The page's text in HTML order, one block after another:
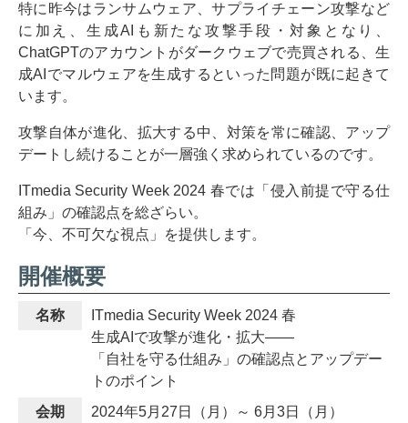
特に昨今はランサムウェア、サプライチェーン攻撃など
に加え、生成AIも新たな攻撃手段・対象となり、
ChatGPTのアカウントがダークウェブで売買される、生
成AIでマルウェアを生成するといった問題が既に起きて
います。
攻撃自体が進化、拡大する中、対策を常に確認、アップ
デートし続けることが一層強く求められているのです。
ITmedia Security Week 2024 春では「侵入前提で守る仕
組み」の確認点を総ざらい。
「今、不可欠な視点」を提供します。
開催概要
名称
ITmedia Security Week 2024 春
生成AIで攻撃が進化・拡大――
「自社を守る仕組み」の確認点とアップデー
トのポイント
会期
2024年5月27日（月）～ 6月3日（月）